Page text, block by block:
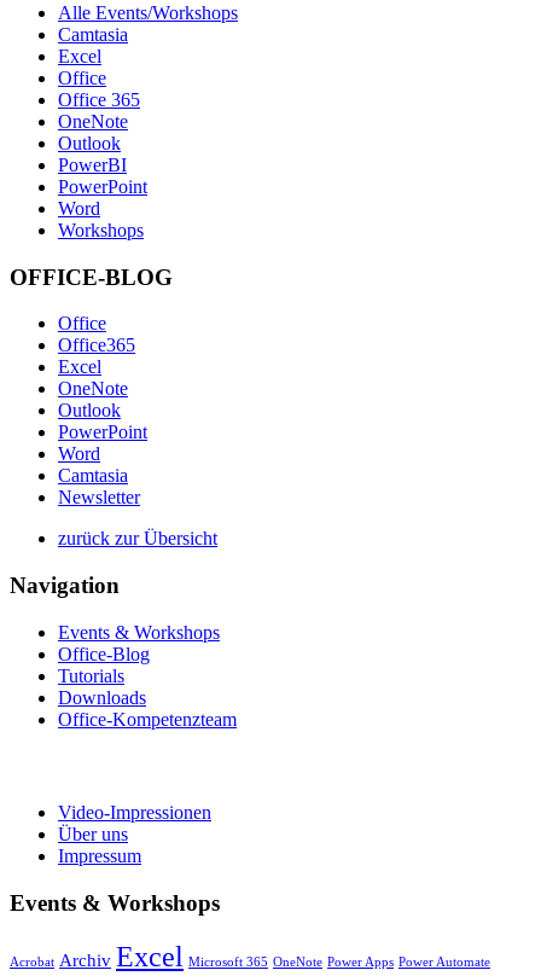
Alle Events/Workshops
Camtasia
Excel
Office
Office 365
OneNote
Outlook
PowerBI
PowerPoint
Word
Workshops
OFFICE-BLOG
Office
Office365
Excel
OneNote
Outlook
PowerPoint
Word
Camtasia
Newsletter
zurück zur Übersicht
Navigation
Events & Workshops
Office-Blog
Tutorials
Downloads
Office-Kompetenzteam
Video-Impressionen
Über uns
Impressum
Events & Workshops
Acrobat Archiv Excel Microsoft 365 OneNote Power Apps Power Automate